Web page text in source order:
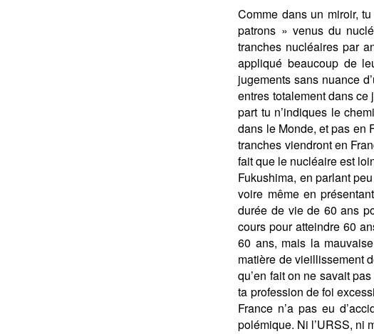
Comme dans un miroir,
patrons » venus du
tranches nucléaires par
appliqué beaucoup de
jugements sans nuance
entres totalement dans ce
part tu n’indiques le
dans le Monde, et pas en
tranches viendront en
fait que le nucléaire est
Fukushima, en parlant
voire même en
durée de vie de 60 ans
cours pour atteindre 60
60 ans, mais la
matière de vieillissement
qu’en fait on ne savait
ta profession de foi
France n’a pas eu
polémique. Ni l’URSS, ni